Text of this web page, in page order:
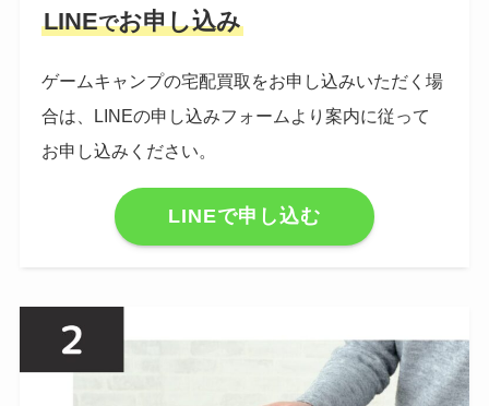
LINEでお申し込み
ゲームキャンプの宅配買取をお申し込みいただく場
合は、LINEの申し込みフォームより案内に従って
お申し込みください。
LINEで申し込む